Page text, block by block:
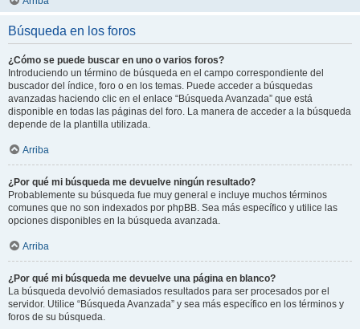
Búsqueda en los foros
¿Cómo se puede buscar en uno o varios foros?
Introduciendo un término de búsqueda en el campo correspondiente del
buscador del índice, foro o en los temas. Puede acceder a búsquedas
avanzadas haciendo clic en el enlace “Búsqueda Avanzada” que está
disponible en todas las páginas del foro. La manera de acceder a la búsqueda
depende de la plantilla utilizada.
Arriba
¿Por qué mi búsqueda me devuelve ningún resultado?
Probablemente su búsqueda fue muy general e incluye muchos términos
comunes que no son indexados por phpBB. Sea más específico y utilice las
opciones disponibles en la búsqueda avanzada.
Arriba
¿Por qué mi búsqueda me devuelve una página en blanco?
La búsqueda devolvió demasiados resultados para ser procesados por el
servidor. Utilice “Búsqueda Avanzada” y sea más específico en los términos y
foros de su búsqueda.